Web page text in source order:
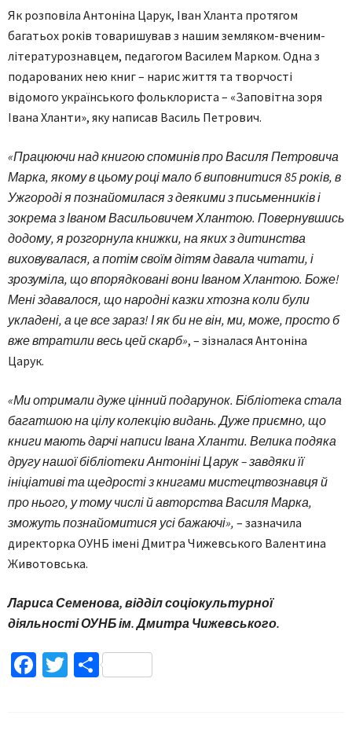
Як розповіла Антоніна Царук, Іван Хланта протягом
багатьох років товаришував з нашим земляком-вченим-
літературознавцем, педагогом Василем Марком. Одна з
подарованих нею книг – нарис життя та творчості
відомого українського фольклориста – «Заповітна зоря
Івана Хланти», яку написав Василь Петрович.
«Працюючи над книгою споминів про Василя Петровича
Марка, якому в цьому році мало б виповнитися 85 років, в
Ужгороді я познайомилася з деякими з письменників і
зокрема з Іваном Васильовичем Хлантою. Повернувшись
додому, я розгорнула книжки, на яких з дитинства
виховувалася, а потім своїм дітям давала читати, і
зрозуміла, що впорядковані вони Іваном Хлантою. Боже!
Мені здавалося, що народні казки хтозна коли були
укладені, а це все зараз! І як би не він, ми, може, просто б
вже втратили весь цей скарб», – зізналася Антоніна
Царук.
«Ми отримали дуже цінний подарунок. Бібліотека стала
багатшою на цілу колекцію видань. Дуже приємно, що
книги мають дарчі написи Івана Хланти. Велика подяка
другу нашої бібліотеки Антоніні Царук – завдяки її
ініціативі та щедрості з книгами мистецтвознавця й
про нього, у тому числі й авторства Василя Марка,
зможуть познайомитися усі бажаючі», – зазначила
директорка ОУНБ імені Дмитра Чижевського Валентина
Животовська.
Лариса Семенова, відділ соціокультурної
діяльності ОУНБ ім. Дмитра Чижевського.
Facebook
TwitterПоділитися